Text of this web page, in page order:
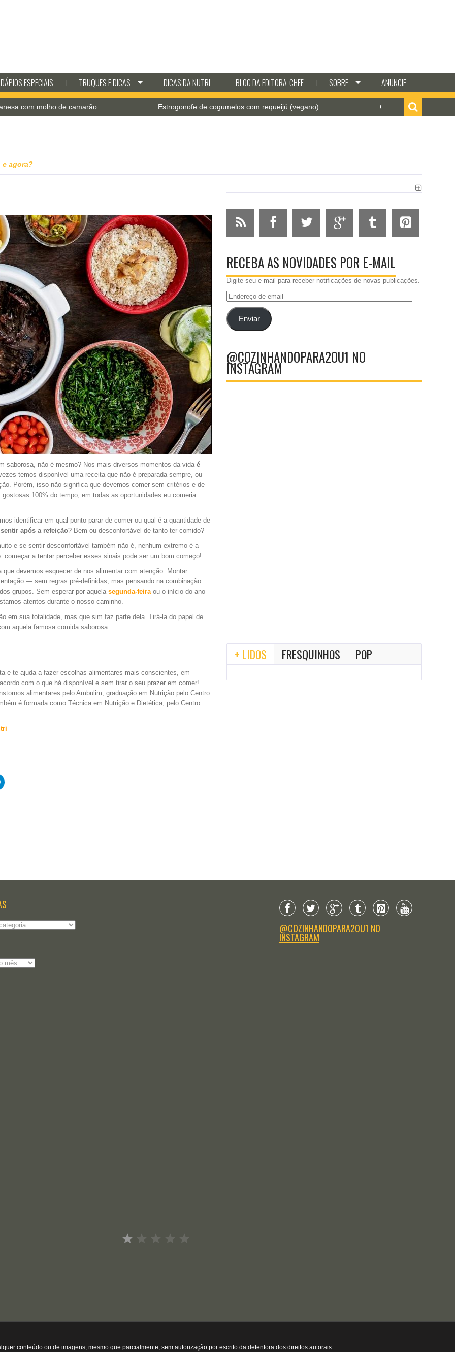
ESPECIAIS TRUQUES E DICAS DICAS DA NUTRI BLOG DA EDITORA-CHEF SOBRE
ANUNCIE
com molho de camarão Estrogonofe de cogumelos com requeijú (vegano) Como fazer batata frita
e agora?
saborosa, não é mesmo? Nos mais diversos momentos da vidaé
temos disponível uma receita que não é preparada sempre, ou
Porém, isso não significa que devemos comer sem critérios e de
100% do tempo, em todas as oportunidades eu comeria
identificar em qual ponto parar de comer ou qual é a quantidade de
após a refeição? Bem ou desconfortável de tanto ter comido?
e se sentir desconfortável também não é, nenhum extremo é a
a tentar perceber esses sinais pode ser um bom começo!
devemos esquecer de nos alimentar com atenção. Montar
— sem regras pré-definidas, mas pensando na combinação
grupos. Sem esperar por aquela segunda-feiraou o início do ano
atentos durante o nosso caminho.
em sua totalidade, mas que sim faz parte dela. Tirá-la do papel de
aquela famosa comida saborosa.
e te ajuda a fazer escolhas alimentares mais conscientes, em
com o que há disponível e sem tirar o seu prazer em comer!
alimentares pelo Ambulim, graduação em Nutrição pelo Centro
é formada como Técnica em Nutrição e Dietética, pelo Centro
Clique
para
RECEBA AS NOVIDADES POR E-MAIL
Digite seu e-mail para receber notificações de novas publicações.
Endereço
emailEnviar
@COZINHANDOPARA2OU1 NO
INSTAGRAM
+ LIDOS FRESQUINHOS POP
@COZINHANDOPARA2OU1 NO
INSTAGRAM
conteúdo ou de imagens, mesmo que parcialmente, sem autorização por escrito da detentora dos direitos autorais.